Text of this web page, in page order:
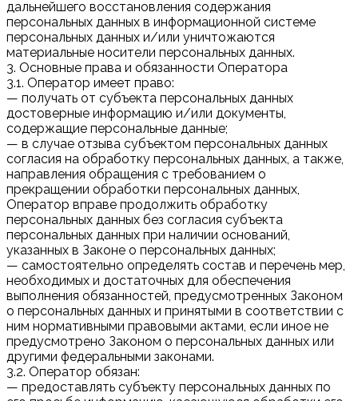
дальнейшего восстановления содержания
персональных данных в информационной системе
персональных данных и/или уничтожаются
материальные носители персональных данных.
3. Основные права и обязанности Оператора
3.1. Оператор имеет право:
— получать от субъекта персональных данных
достоверные информацию и/или документы,
содержащие персональные данные;
— в случае отзыва субъектом персональных данных
согласия на обработку персональных данных, а также,
направления обращения с требованием о
прекращении обработки персональных данных,
Оператор вправе продолжить обработку
персональных данных без согласия субъекта
персональных данных при наличии оснований,
указанных в Законе о персональных данных;
— самостоятельно определять состав и перечень мер,
необходимых и достаточных для обеспечения
выполнения обязанностей, предусмотренных Законом
о персональных данных и принятыми в соответствии с
ним нормативными правовыми актами, если иное не
предусмотрено Законом о персональных данных или
другими федеральными законами.
3.2. Оператор обязан:
— предоставлять субъекту персональных данных по